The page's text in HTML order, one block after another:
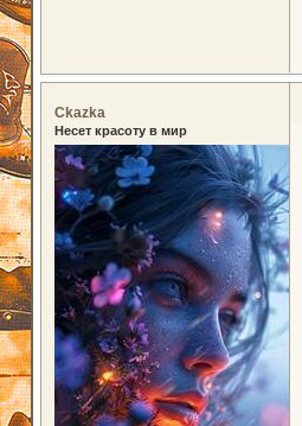
Ckazka
Несет красоту в мир